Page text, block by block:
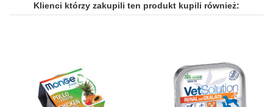
Klienci którzy zakupili ten produkt kupili również: